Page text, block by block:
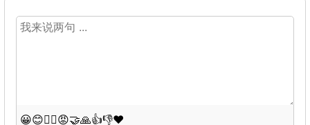
😀😊😵‍💫😡🤝🙏👍👎❤️